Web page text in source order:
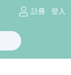
註冊 登入